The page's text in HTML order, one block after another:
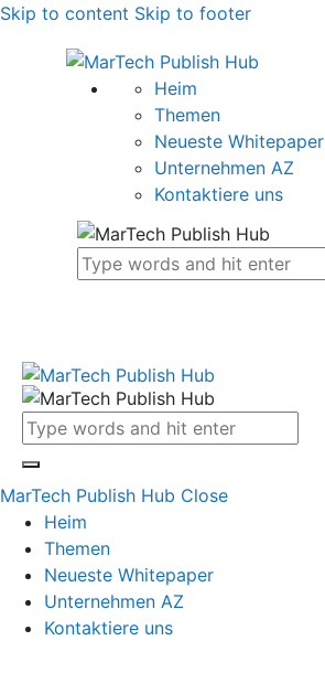
Skip to content Skip to footer
Heim
Themen
Neueste Whitepaper
Unternehmen AZ
Kontaktiere uns
MarTech Publish Hub Close
Heim
Themen
Neueste Whitepaper
Unternehmen AZ
Kontaktiere uns